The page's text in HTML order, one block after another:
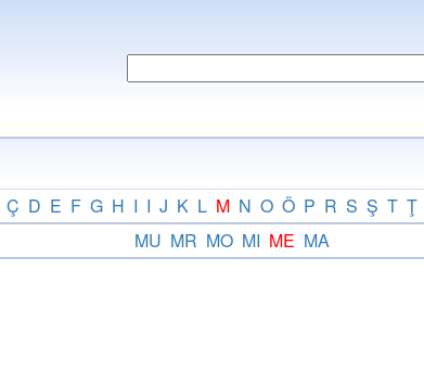
Ç D E F G H I I J K L M N O Ö P R S Ş T Ţ
MU MR MO MI ME MA